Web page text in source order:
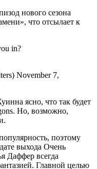
нового сезона
что отсылает к
in?
November 7,
ясно, что так будет
Но, возможно,
поэтому
выхода Очень
Даффер всегда
Главной целью